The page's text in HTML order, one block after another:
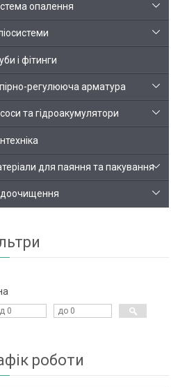
опалення
і фітинги
регулююча арматура
та гідроакумулятори
для паяння та пакування
роботи